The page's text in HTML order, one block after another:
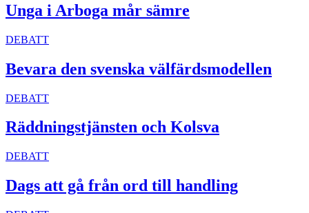
Unga i Arboga mår sämre
DEBATT
Bevara den svenska välfärdsmodellen
DEBATT
Räddningstjänsten och Kolsva
DEBATT
Dags att gå från ord till handling